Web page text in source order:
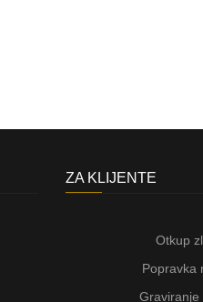
ZA KLIJENTE
Otkup
Popravka
Graviranje